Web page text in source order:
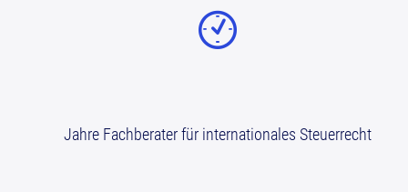
Jahre Fachberater für internationales Steuerrecht